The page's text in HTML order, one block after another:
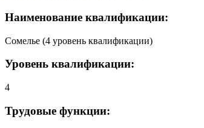
Наименование квалификации:
Сомелье (4 уровень квалификации)
Уровень квалификации:
4
Трудовые функции: